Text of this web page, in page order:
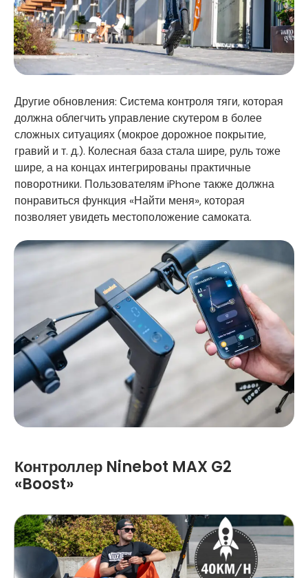
Другие обновления: Система контроля тяги, которая
должна облегчить управление скутером в более
сложных ситуациях (мокрое дорожное покрытие,
гравий и т. д.). Колесная база стала шире, руль тоже
шире, а на концах интегрированы практичные
поворотники. Пользователям iPhone также должна
понравиться функция «Найти меня», которая
позволяет увидеть местоположение самоката.
Контроллер Ninebot MAX G2
«Boost»